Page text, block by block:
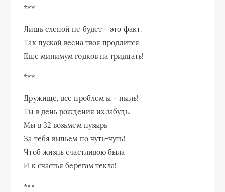
***
Лишь слепой не будет – это факт.
Так пускай весна твоя продлится
Еще минимум годков на тридцать!
***
Дружище, все проблем ы – пыль!
Ты в день рождения их забудь.
Мы в 32 возьмем пузырь
За тебя выпьем по чуть-чуть!
Чтоб жизнь счастливою была
И к счастья берегам текла!
***